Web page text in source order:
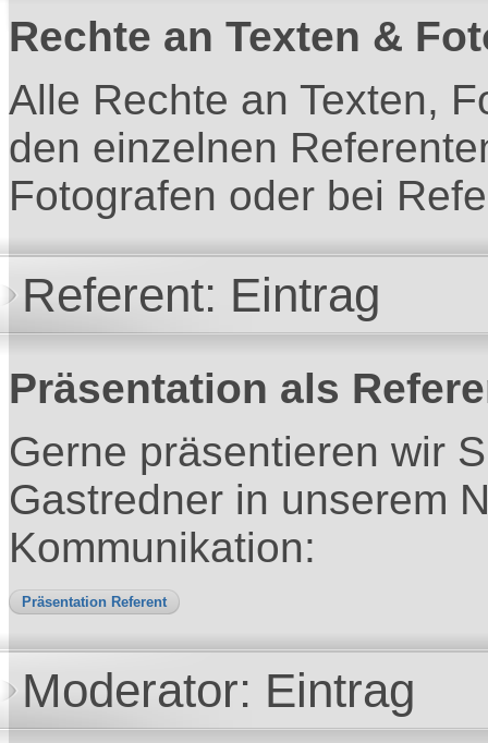
Rechte an Texten &
Alle Rechte an Texten,
den einzelnen
Fotografen oder bei
Referent: Eintrag
Präsentation als
Gerne präsentieren wir
Gastredner in unserem
Kommunikation:
Präsentation Referent
Moderator: Eintrag